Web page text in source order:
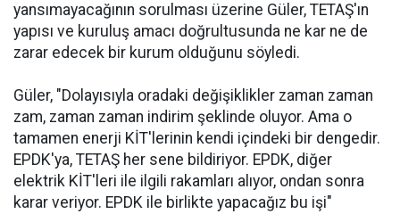
yansımayacağının sorulması üzerine Güler, TETAŞ'ın
yapısı ve kuruluş amacı doğrultusunda ne kar ne de
zarar edecek bir kurum olduğunu söyledi.
Güler, "Dolayısıyla oradaki değişiklikler zaman zaman
zam, zaman zaman indirim şeklinde oluyor. Ama o
tamamen enerji KİT'lerinin kendi içindeki bir dengedir.
EPDK'ya, TETAŞ her sene bildiriyor. EPDK, diğer
elektrik KİT'leri ile ilgili rakamları alıyor, ondan sonra
karar veriyor. EPDK ile birlikte yapacağız bu işi"